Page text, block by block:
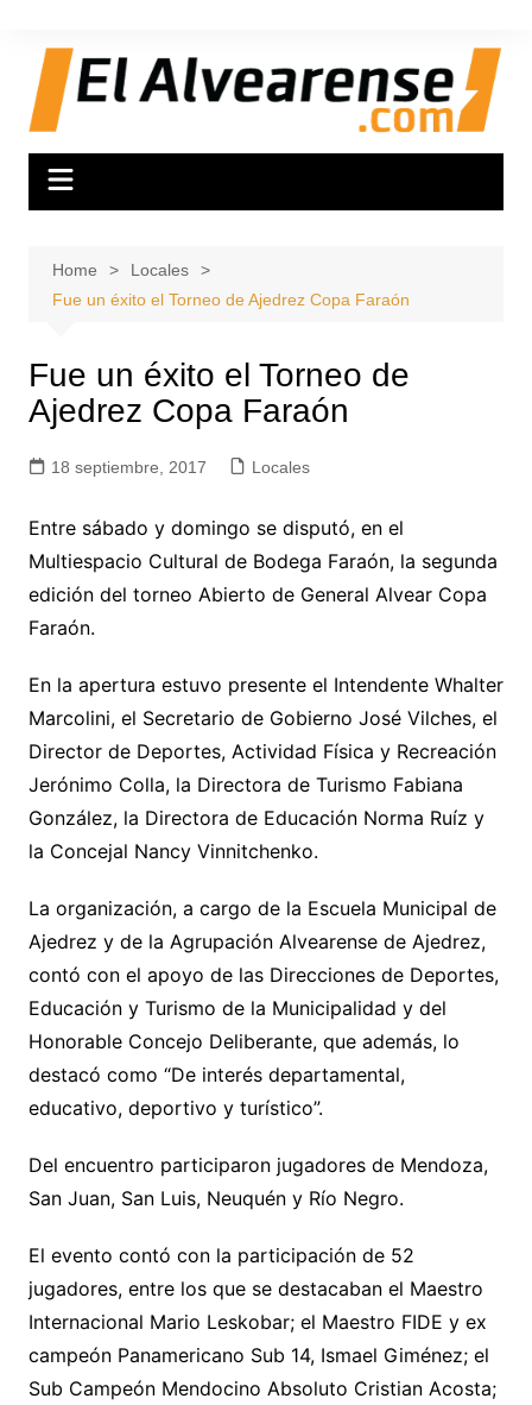
content
Home
Locales
Fue un éxito el Torneo de Ajedrez Copa Faraón
Fue un éxito el Torneo de
Ajedrez Copa Faraón
18 septiembre, 2017 Locales
Entre sábado y domingo se disputó, en el
Multiespacio Cultural de Bodega Faraón, la segunda
edición del torneo Abierto de General Alvear Copa
Faraón.
En la apertura estuvo presente el Intendente Whalter
Marcolini, el Secretario de Gobierno José Vilches, el
Director de Deportes, Actividad Física y Recreación
Jerónimo Colla, la Directora de Turismo Fabiana
González, la Directora de Educación Norma Ruíz y
la Concejal Nancy Vinnitchenko.
La organización, a cargo de la Escuela Municipal de
Ajedrez y de la Agrupación Alvearense de Ajedrez,
contó con el apoyo de las Direcciones de Deportes,
Educación y Turismo de la Municipalidad y del
Honorable Concejo Deliberante, que además, lo
destacó como “De interés departamental,
educativo, deportivo y turístico”.
Del encuentro participaron jugadores de Mendoza,
San Juan, San Luis, Neuquén y Río Negro.
El evento contó con la participación de 52
jugadores, entre los que se destacaban el Maestro
Internacional Mario Leskobar; el Maestro FIDE y ex
campeón Panamericano Sub 14, Ismael Giménez; el
Sub Campeón Mendocino Absoluto Cristian Acosta;